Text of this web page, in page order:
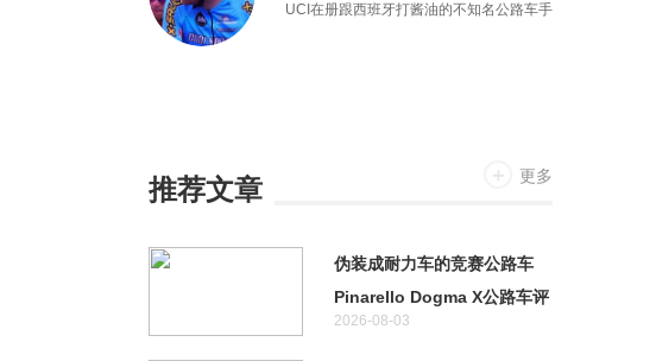
UCI在册跟西班牙打酱油的不知名公路车手
推荐文章 更多
伪装成耐力车的竞赛公路车
Pinarello Dogma X公路车评
测
2026-08-03